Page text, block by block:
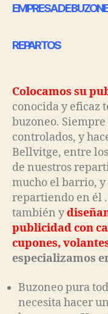
EMPRESA DE
REPARTOS
Colocamos su
conocida y eficaz
buzoneo.
controlados, y
Bellvitge, entre
de nuestros
mucho el barrio,
repartiendo en él
también y
publicidad con
cupones,
especializamos
Buzoneo pura
necesita hacer